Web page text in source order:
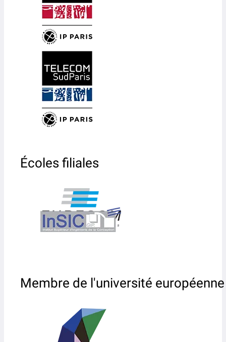
Écoles filiales
Membre de l'université européenne